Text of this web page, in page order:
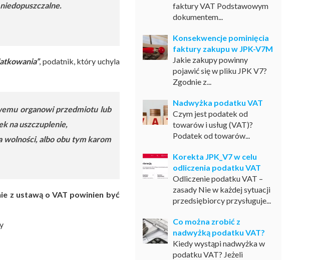
, podatnik, który uchyla
organowi przedmiotu lub
na uszczuplenie,
wolności, albo obu tym karom
z ustawą o VAT powinien być
faktury VAT Podstawowym
dokumentem...
Konsekwencje pominięcia
faktury zakupu w JPK-V7M
Jakie zakupy powinny
pojawić się w pliku JPK V7?
Zgodnie z...
Nadwyżka podatku VAT
Czym jest podatek od
towarów i usług (VAT)?
Podatek od towarów...
Korekta JPK_V7 w celu
odliczenia podatku VAT
Odliczenie podatku VAT –
zasady Nie w każdej sytuacji
przedsiębiorcy przysługuje...
Co można zrobić z
nadwyżką podatku VAT?
Kiedy wystąpi nadwyżka w
podatku VAT? Jeżeli